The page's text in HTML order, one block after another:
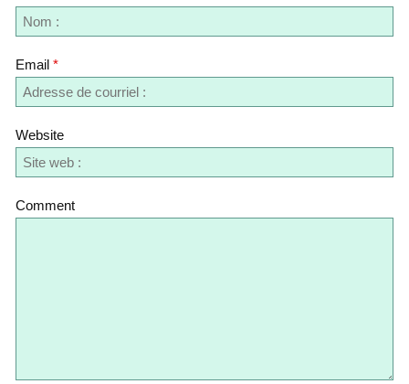
Email *
Website
Comment